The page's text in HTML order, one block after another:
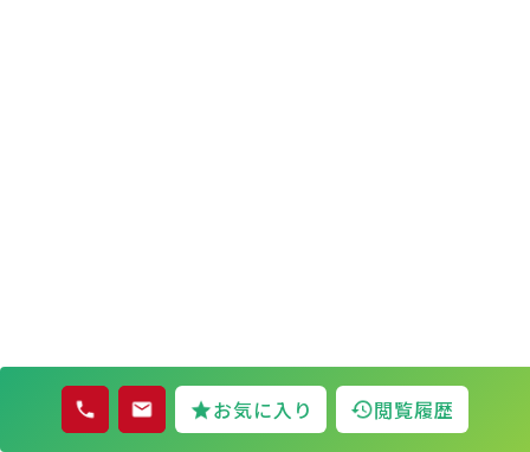
お気に入り 閲覧履歴